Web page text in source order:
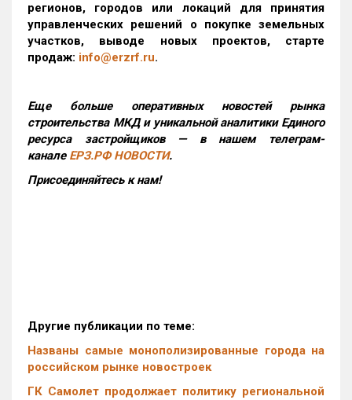
регионов, городов или локаций для принятия
управленческих решений о покупке земельных
участков, выводе новых проектов, старте
продаж: info@erzrf.ru.
Еще больше оперативных новостей рынка
строительства МКД и уникальной аналитики Единого
ресурса застройщиков — в нашем телеграм-
канале ЕРЗ.РФ НОВОСТИ.
Присоединяйтесь к нам!
Другие публикации по теме:
Названы самые монополизированные города на
российском рынке новостроек
ГК Самолет продолжает политику региональной